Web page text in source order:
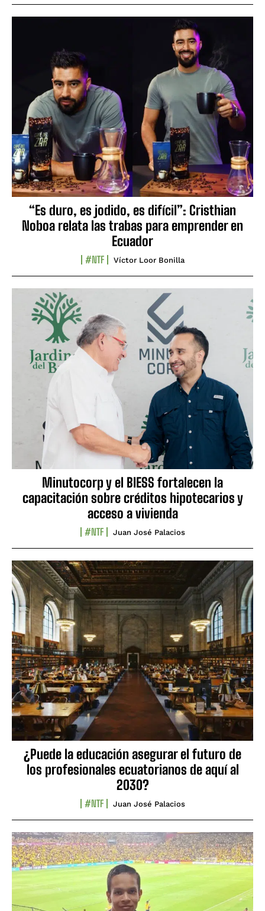
“Es duro, es jodido, es difícil”: Cristhian
Noboa relata las trabas para emprender en
Ecuador
#NTF Víctor Loor Bonilla
Minutocorp y el BIESS fortalecen la
capacitación sobre créditos hipotecarios y
acceso a vivienda
#NTF Juan José Palacios
¿Puede la educación asegurar el futuro de
los profesionales ecuatorianos de aquí al
2030?
#NTF Juan José Palacios